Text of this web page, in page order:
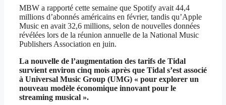
MBW a rapporté cette semaine que Spotify avait 44,4
millions d’abonnés américains en février, tandis qu’Apple
Music en avait 32,6 millions, selon de nouvelles données
révélées lors de la réunion annuelle de la National Music
Publishers Association en juin.
La nouvelle de l’augmentation des tarifs de Tidal
survient environ cinq mois après que Tidal s’est associé
à Universal Music Group (UMG) « pour explorer un
nouveau modèle économique innovant pour le
streaming musical ».